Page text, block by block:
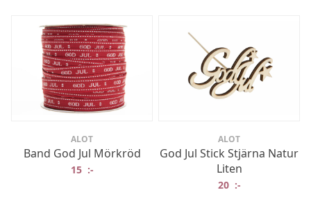
ALOT
Band God Jul Mörkröd
15 :-
ALOT
God Jul Stick Stjärna Natur
Liten
20 :-